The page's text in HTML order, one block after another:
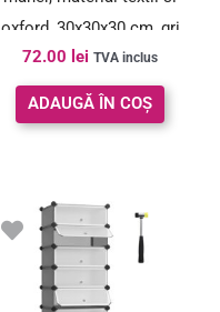
oxford, 30x30x30 cm, gri
72.00 lei TVA inclus
ADAUGĂ ÎN COȘ